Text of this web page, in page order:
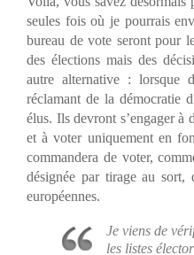
seules fois où je pourrais
bureau de vote seront pour
des élections mais des
autre alternative : lorsque
réclamant de la démocratie
élus. Ils devront s’engager à
et à voter uniquement en
commandera de voter,
désignée par tirage au sort,
européennes.
Je viens de
les listes